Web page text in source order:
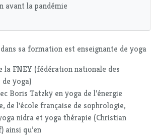
avant la pandémie
sa formation est enseignante de yoga
la FNEY (fédération nationale des
de yoga)
Boris Tatzky en yoga de l’énergie
de l'école française de sophrologie,
nidra et yoga thérapie (Christian
qu’en